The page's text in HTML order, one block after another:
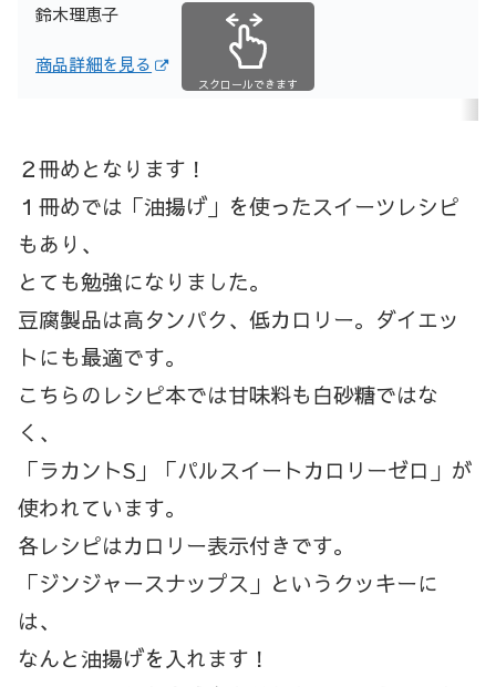
鈴木理恵子
商品詳細を見る
スクロールできます
２冊めとなります！
１冊めでは「油揚げ」を使ったスイーツレシピ
もあり、
とても勉強になりました。
豆腐製品は高タンパク、低カロリー。ダイエッ
トにも最適です。
こちらのレシピ本では甘味料も白砂糖ではな
く、
「ラカントS」「パルスイートカロリーゼロ」が
使われています。
各レシピはカロリー表示付きです。
「ジンジャースナップス」というクッキーに
は、
なんと油揚げを入れます！